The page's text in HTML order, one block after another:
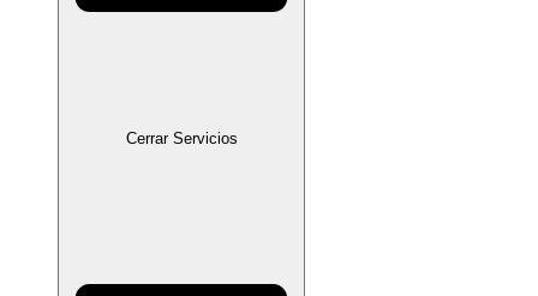
Cerrar Servicios